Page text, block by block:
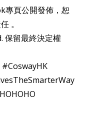
專頁公開發佈，恕
。
保留最終決定權